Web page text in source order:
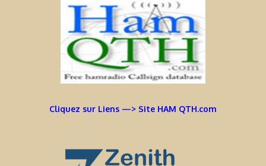
Cliquez sur Liens —> Site HAM QTH.com